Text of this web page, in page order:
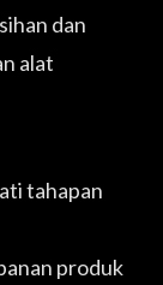
dan
alat
tahapan
produk